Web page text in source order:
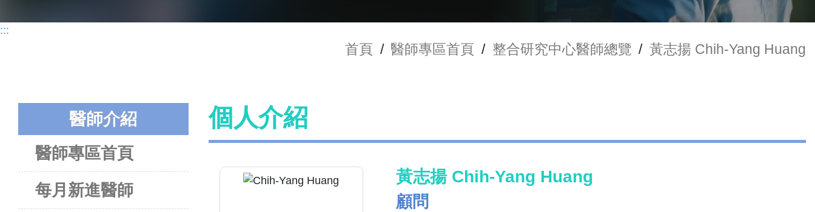
:::
首頁 / 醫師專區首頁 / 整合研究中心醫師總覽 / 黃志揚 Chih-Yang Huang
醫師介紹
醫師專區首頁
每月新進醫師
個人介紹
黃志揚 Chih-Yang Huang
顧問